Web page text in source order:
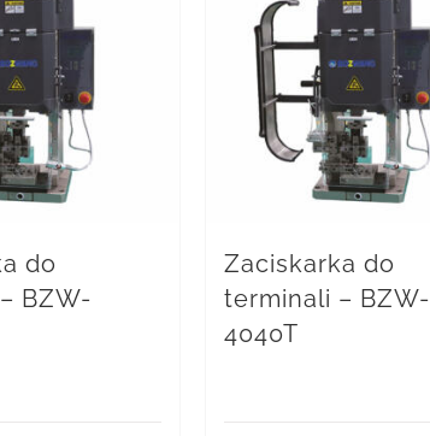
do
BZW-
Zaciskarka do
terminali – BZW-
4040T